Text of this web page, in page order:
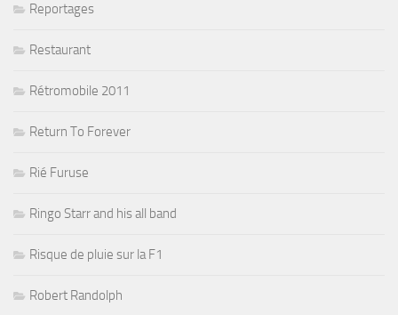
Reportages
Restaurant
Rétromobile 2011
Return To Forever
Rié Furuse
Ringo Starr and his all band
Risque de pluie sur la F1
Robert Randolph